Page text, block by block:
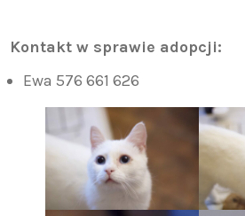
Kontakt w sprawie adopcji:
Ewa 576 661 626